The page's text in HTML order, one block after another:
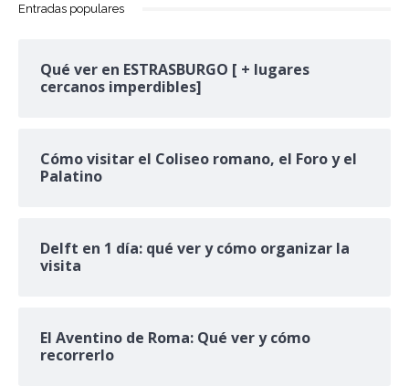
Entradas populares
Qué ver en ESTRASBURGO [ + lugares
cercanos imperdibles]
Cómo visitar el Coliseo romano, el Foro y el
Palatino
Delft en 1 día: qué ver y cómo organizar la
visita
El Aventino de Roma: Qué ver y cómo
recorrerlo